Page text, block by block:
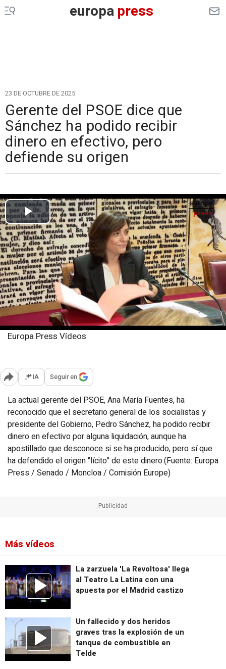
europapress
23 DE OCTUBRE DE 2025
Gerente del PSOE dice que
Sánchez ha podido recibir
dinero en efectivo, pero
defiende su origen
Europa Press Vídeos
Abrir opciones para compartir
IA Seguir en
La actual gerente del PSOE, Ana María Fuentes, ha
reconocido que el secretario general de los socialistas y
presidente del Gobierno, Pedro Sánchez, ha podido recibir
dinero en efectivo por alguna liquidación, aunque ha
apostillado que desconoce si se ha producido, pero sí que
ha defendido el origen "lícito" de este dinero.(Fuente: Europa
Press / Senado / Moncloa / Comisión Europe)
Más vídeos
La zarzuela 'La Revoltosa' llega
al Teatro La Latina con una
apuesta por el Madrid castizo
Un fallecido y dos heridos
graves tras la explosión de un
tanque de combustible en
Telde